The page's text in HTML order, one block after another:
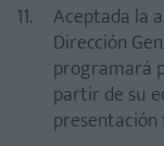
Aceptada la
Dirección
programará
partir de su
presentación